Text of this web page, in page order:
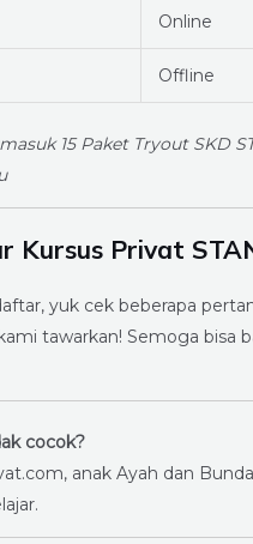
Online
Offline
15 Paket Tryout SKD
Kursus Privat
yuk cek beberapa
tawarkan! Semoga bisa
cocok?
anak Ayah dan